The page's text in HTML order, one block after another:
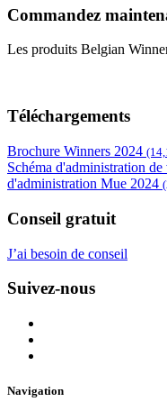
Commandez
Les produits Belgian
Téléchargements
Brochure Winners 2024
Schéma d'administration
d'administration Mue 2024
Conseil gratuit
J’ai besoin de conseil
Suivez-nous
Navigation